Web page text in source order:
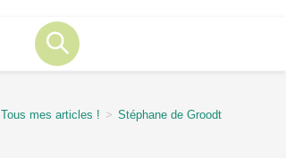
Tous mes articles ! > Stéphane de Groodt